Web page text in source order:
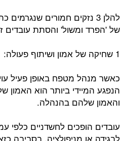
להלן 3 נזקים חמורים
של 'הפרד ומשול' והסתת עובדים
1 שחיקה של אמון ושיתוף פעולה:
כאשר מנהל מטפח באופן פעיל
הנפגע המיידי ביותר הוא האמון
והאמון שלהם בהנהלה.
עובדים הופכים לחשדניים כלפי
לבגידה או מניפולציה. בסביבה